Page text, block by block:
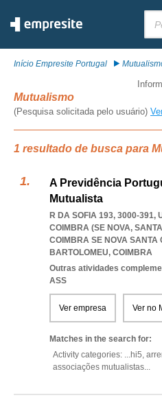
Início Empresite Portugal
Mutualismo
(Pesquisa solicitada pelo usuário)
1 resultado de busca para
A Previdência
Mutualista
R DA SOFIA 193, 3000-391,
COIMBRA (SE NOVA,
COIMBRA SE NOVA SANTA
BARTOLOMEU, COIMBRA
Outras atividades
ASS
Ver empresa Ver no
Matches in the search for:
Activity categories: ...hi5,
associações mutualistas...